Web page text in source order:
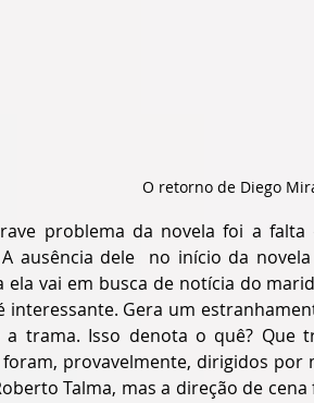
O retorno de Diego
problema da novela foi a
A ausência dele  no início da
ela vai em busca de notícia do
interessante. Gera um
a trama. Isso denota o quê? Que
provavelmente, dirigidos por
Talma, mas a direção de